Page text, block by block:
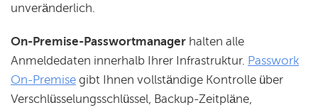
unveränderlich.
On-Premise-Passwortmanager halten alle
Anmeldedaten innerhalb Ihrer Infrastruktur. Passwork
On-Premise gibt Ihnen vollständige Kontrolle über
Verschlüsselungsschlüssel, Backup-Zeitpläne,